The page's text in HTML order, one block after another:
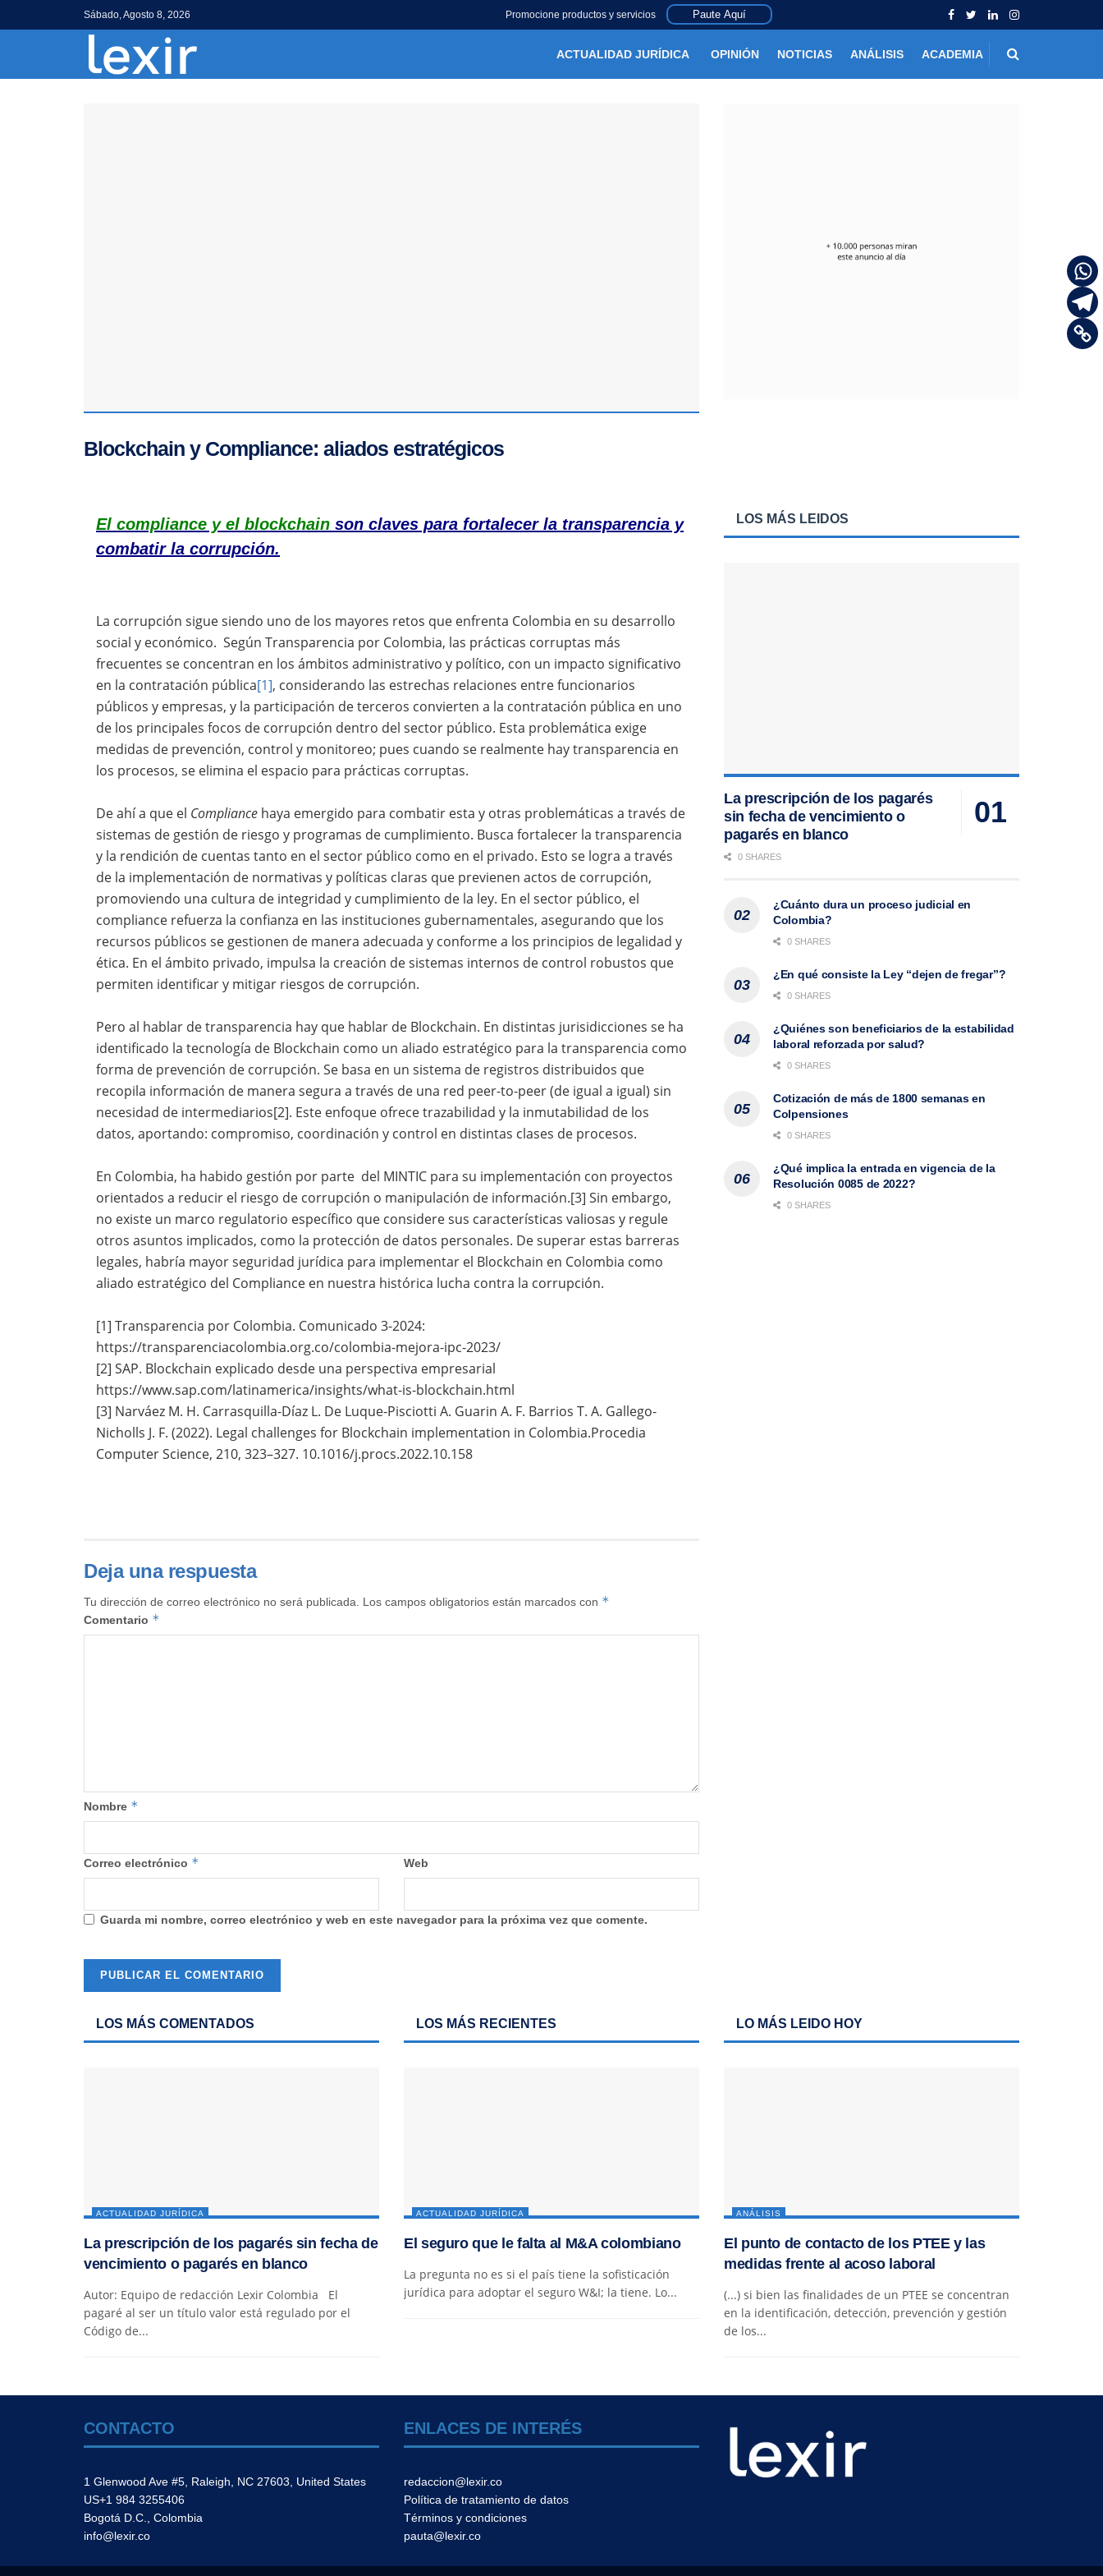
Sábado, Agosto 8, 2026 Promocione productos y servicios Paute Aquí
ACTUALIDAD JURÍDICA OPINIÓN NOTICIAS ANÁLISIS ACADEMIA
Blockchain y Compliance: aliados estratégicos
El compliance y el blockchain son claves para fortalecer la transparencia y
combatir la corrupción.
La corrupción sigue siendo uno de los mayores retos que enfrenta Colombia en su desarrollo
social y económico. Según Transparencia por Colombia, las prácticas corruptas más
frecuentes se concentran en los ámbitos administrativo y político, con un impacto significativo
en la contratación pública[1], considerando las estrechas relaciones entre funcionarios
públicos y empresas, y la participación de terceros convierten a la contratación pública en uno
de los principales focos de corrupción dentro del sector público. Esta problemática exige
medidas de prevención, control y monitoreo; pues cuando se realmente hay transparencia en
los procesos, se elimina el espacio para prácticas corruptas.
De ahí a que el Compliance haya emergido para combatir esta y otras problemáticas a través de
sistemas de gestión de riesgo y programas de cumplimiento. Busca fortalecer la transparencia
y la rendición de cuentas tanto en el sector público como en el privado. Esto se logra a través
de la implementación de normativas y políticas claras que previenen actos de corrupción,
promoviendo una cultura de integridad y cumplimiento de la ley. En el sector público, el
compliance refuerza la confianza en las instituciones gubernamentales, asegurando que los
recursos públicos se gestionen de manera adecuada y conforme a los principios de legalidad y
ética. En el ámbito privado, impulsa la creación de sistemas internos de control robustos que
permiten identificar y mitigar riesgos de corrupción.
Pero al hablar de transparencia hay que hablar de Blockchain. En distintas jurisidicciones se ha
identificado la tecnología de Blockchain como un aliado estratégico para la transparencia como
forma de prevención de corrupción. Se basa en un sistema de registros distribuidos que
recopila información de manera segura a través de una red peer-to-peer (de igual a igual) sin
necesidad de intermediarios[2]. Este enfoque ofrece trazabilidad y la inmutabilidad de los
datos, aportando: compromiso, coordinación y control en distintas clases de procesos.
En Colombia, ha habido gestión por parte del MINTIC para su implementación con proyectos
orientados a reducir el riesgo de corrupción o manipulación de información.[3] Sin embargo,
no existe un marco regulatorio específico que considere sus características valiosas y regule
otros asuntos implicados, como la protección de datos personales. De superar estas barreras
legales, habría mayor seguridad jurídica para implementar el Blockchain en Colombia como
aliado estratégico del Compliance en nuestra histórica lucha contra la corrupción.
[1] Transparencia por Colombia. Comunicado 3-2024:
https://transparenciacolombia.org.co/colombia-mejora-ipc-2023/
[2] SAP. Blockchain explicado desde una perspectiva empresarial
https://www.sap.com/latinamerica/insights/what-is-blockchain.html
[3] Narváez M. H. Carrasquilla-Díaz L. De Luque-Pisciotti A. Guarin A. F. Barrios T. A. Gallego-
Nicholls J. F. (2022). Legal challenges for Blockchain implementation in Colombia.Procedia
Computer Science, 210, 323–327. 10.1016/j.procs.2022.10.158
Deja una respuesta
Tu dirección de correo electrónico no será publicada. Los campos obligatorios están marcados con *
Comentario *
Nombre *
Correo electrónico * Web
Guarda mi nombre, correo electrónico y web en este navegador para la próxima vez que comente.
LOS MÁS LEIDOS
La prescripción de los pagarés
sin fecha de vencimiento o
pagarés en blanco
0 SHARES
¿Cuánto dura un proceso judicial en
Colombia?
0 SHARES
¿En qué consiste la Ley “dejen de fregar”?
0 SHARES
¿Quiénes son beneficiarios de la estabilidad
laboral reforzada por salud?
0 SHARES
Cotización de más de 1800 semanas en
Colpensiones
0 SHARES
¿Qué implica la entrada en vigencia de la
Resolución 0085 de 2022?
0 SHARES
LOS MÁS COMENTADOS
ACTUALIDAD JURÍDICA
La prescripción de los pagarés sin fecha de
vencimiento o pagarés en blanco
Autor: Equipo de redacción Lexir Colombia El
pagaré al ser un título valor está regulado por el
Código de...
LOS MÁS RECIENTES
ACTUALIDAD JURÍDICA
El seguro que le falta al M&A colombiano
La pregunta no es si el país tiene la sofisticación
jurídica para adoptar el seguro W&I; la tiene. Lo...
LO MÁS LEIDO HOY
ANÁLISIS
El punto de contacto de los PTEE y las
medidas frente al acoso laboral
(...) si bien las finalidades de un PTEE se concentran
en la identificación, detección, prevención y gestión
de los...
CONTACTO
1 Glenwood Ave #5, Raleigh, NC 27603, United States
US+1 984 3255406
Bogotá D.C., Colombia
info@lexir.co
ENLACES DE INTERÉS
redaccion@lexir.co
Política de tratamiento de datos
Términos y condiciones
pauta@lexir.co